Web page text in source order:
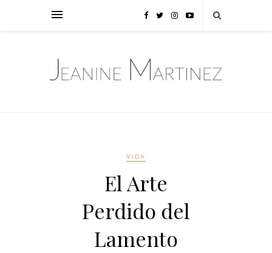
VIDA
El Arte
Perdido del
Lamento